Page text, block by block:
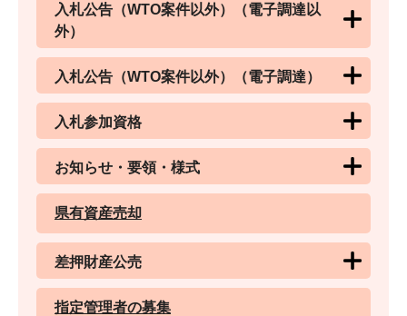
入札公告（WTO案件以外）（電子調達以
外）
入札公告（WTO案件以外）（電子調達）
入札参加資格
お知らせ・要領・様式
県有資産売却
差押財産公売
指定管理者の募集